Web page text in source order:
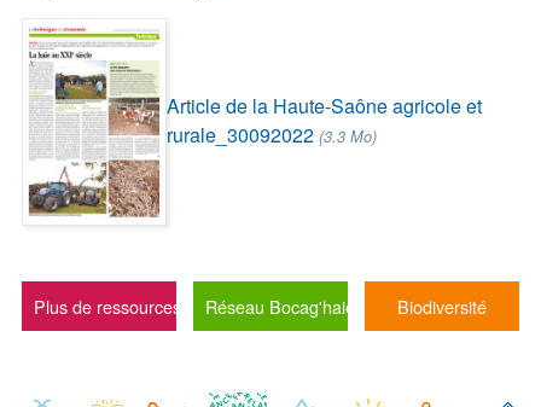
Article de la Haute-Saône agricole et
rurale_30092022 (3.3 Mo)
Plus de ressources Réseau Bocag'haies Biodiversité